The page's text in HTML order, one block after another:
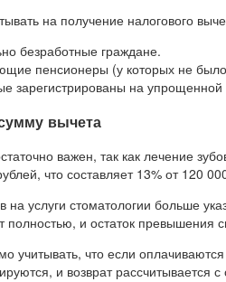
на получение налогового
безработные граждане.
пенсионеры (у которых не
зарегистрированы на
вычета
важен, так как лечение
что составляет 13% от 120
на услуги стоматологии больше
полностью, и остаток превышения
учитывать, что если
и возврат рассчитывается